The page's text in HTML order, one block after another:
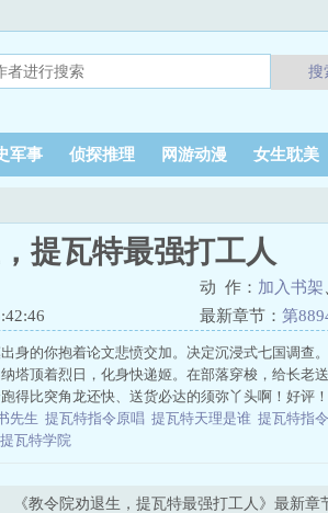
搜
军事 侦探推理 网游动漫 女生耽美
提瓦特最强打工人
动 作： 加入书架
最新章节： 第
身的你抱着论文悲愤交加。决定沉浸式七国调查
塔顶着烈日，化身快递姬。在部落穿梭，给长老
得比突角龙还快、送货必达的须弥丫头啊！好评
先生 提瓦特指令原唱 提瓦特天理是谁 提瓦特指
瓦特学院
《教令院劝退生，提瓦特最强打工人》最新章